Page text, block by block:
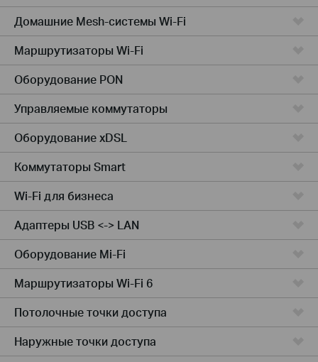
Домашние Mesh-системы Wi-Fi
Маршрутизаторы Wi-Fi
Оборудование PON
Управляемые коммутаторы
Оборудование xDSL
Коммутаторы Smart
Wi-Fi для бизнеса
Адаптеры USB <-> LAN
Оборудование Mi-Fi
Маршрутизаторы Wi-Fi 6
Потолочные точки доступа
Наружные точки доступа